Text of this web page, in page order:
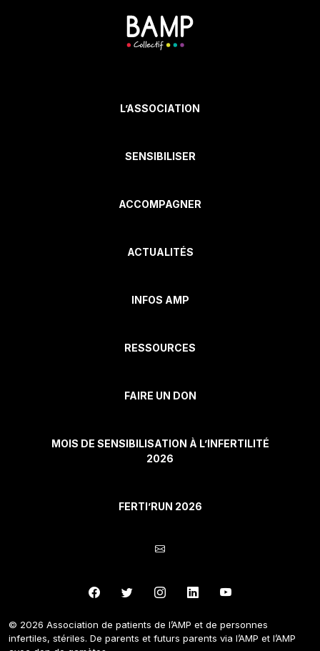
L’ASSOCIATION
SENSIBILISER
ACCOMPAGNER
ACTUALITÉS
INFOS AMP
RESSOURCES
FAIRE UN DON
MOIS DE SENSIBILISATION À L’INFERTILITÉ
2026
FERTI’RUN 2026
© 2026 Association de patients de l’AMP et de personnes
infertiles, stériles. De parents et futurs parents via l’AMP et l’AMP